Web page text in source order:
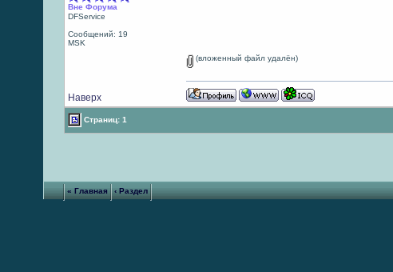
Вне Форума
DFService
Сообщений: 19
MSK
Наверх
(вложенный файл удалён)
Страниц: 1
« Главная ‹ Раздел